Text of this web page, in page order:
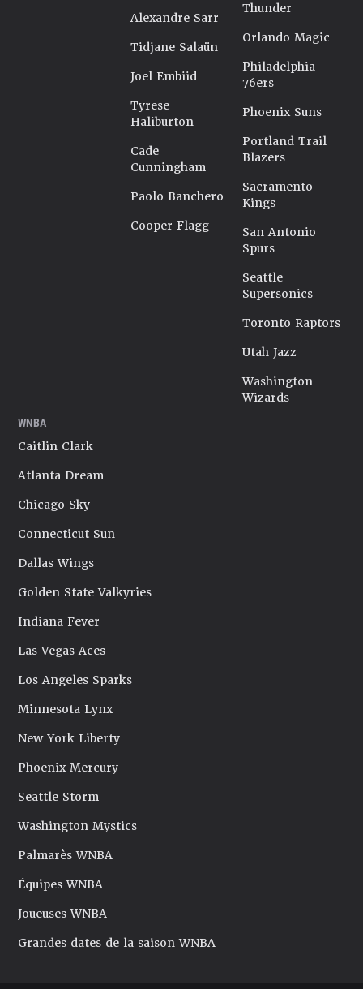
Alexandre Sarr
Tidjane Salaün
Joel Embiid
Tyrese
Haliburton
Cade
Cunningham
Paolo Banchero
Cooper Flagg
Thunder
Orlando Magic
Philadelphia
76ers
Phoenix Suns
Portland Trail
Blazers
Sacramento
Kings
San Antonio
Spurs
Seattle
Supersonics
Toronto Raptors
Utah Jazz
Washington
Wizards
WNBA
Caitlin Clark
Atlanta Dream
Chicago Sky
Connecticut Sun
Dallas Wings
Golden State Valkyries
Indiana Fever
Las Vegas Aces
Los Angeles Sparks
Minnesota Lynx
New York Liberty
Phoenix Mercury
Seattle Storm
Washington Mystics
Palmarès WNBA
Équipes WNBA
Joueuses WNBA
Grandes dates de la saison WNBA